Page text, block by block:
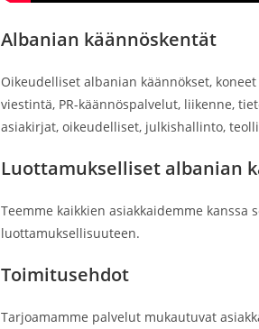
Albanian käännöskentät
Oikeudelliset albanian käännökset,
viestintä, PR-käännöspalvelut, liikenne,
asiakirjat, oikeudelliset, julkishallinto,
Luottamukselliset albanian
Teemme kaikkien asiakkaidemme
luottamuksellisuuteen.
Toimitusehdot
Tarjoamamme palvelut mukautuvat